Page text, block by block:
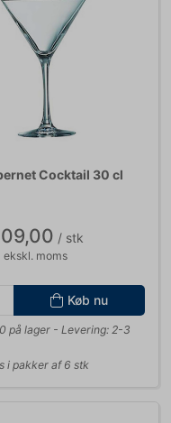
Cocktail 30 cl
/ stk
ekskl. moms
Køb nu
på lager- Levering: 2-3
i pakker af 6 stk